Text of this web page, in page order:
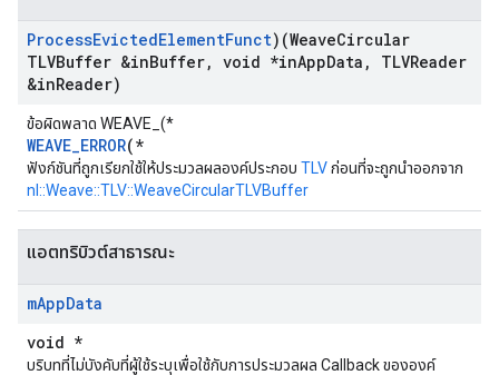
ProcessEvictedElementFunct)(WeaveCircular
TLVBuffer &inBuffer, void *inAppData ,
TLVReader
&inReader)
ข้อผิดพลาด WEAVE_(*
WEAVE_ERROR(*
ฟังก์ชันที่ถูกเรียกใช้ให้ประมวลผลองค์ประกอบ TLVก่อนที่จะถูกนำออกจาก
nl::Weave::TLV::WeaveCircularTLVBuffer
แอตทริบิวต์สาธารณะ
mAppData
void *
บริบทที่ไม่บังคับที่ผู้ใช้ระบุเพื่อใช้กับการประมวลผล Callback ขององค์